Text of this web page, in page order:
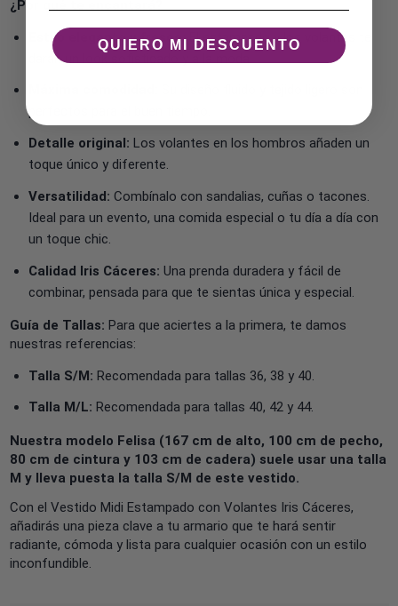
¿Por qué te encantará?
Estilo elegante y fresco:El estampado y los volantes te
darán un look sofisticado y a la moda.
perfectos para el buen tiempo.
Detalle original: Los volantes en los hombros añaden un
toque único y diferente.
Versatilidad: Combínalo con sandalias, cuñas o tacones.
Ideal para un evento, una comida especial o tu día a día con
un toque chic.
Calidad Iris Cáceres: Una prenda duradera y fácil de
combinar, pensada para que te sientas única y especial.
Guía de Tallas: Para que aciertes a la primera, te damos
nuestras referencias:
Talla S/M: Recomendada para tallas 36, 38 y 40.
Talla M/L: Recomendada para tallas 40, 42 y 44.
Nuestra modelo Felisa (167 cm de alto, 100 cm de pecho,
80 cm de cintura y 103 cm de cadera) suele usar una talla
M y lleva puesta la talla S/M de este vestido.
Con el Vestido Midi Estampado con Volantes Iris Cáceres,
añadirás una pieza clave a tu armario que te hará sentir
radiante, cómoda y lista para cualquier ocasión con un estilo
inconfundible.
QUIERO MI DESCUENTO